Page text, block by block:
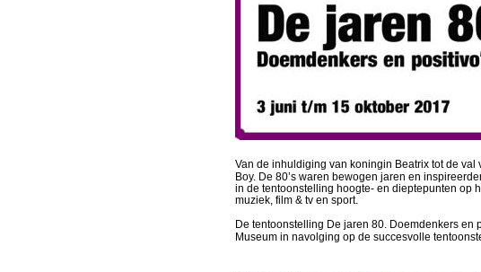
Van de inhuldiging van koningin Beatrix tot de
Boy. De 80’s waren bewogen jaren en
in de tentoonstelling hoogte- en dieptepunten op
muziek, film & tv en sport.
De tentoonstelling De jaren 80. Doemdenkers
Museum in navolging op de succesvolle